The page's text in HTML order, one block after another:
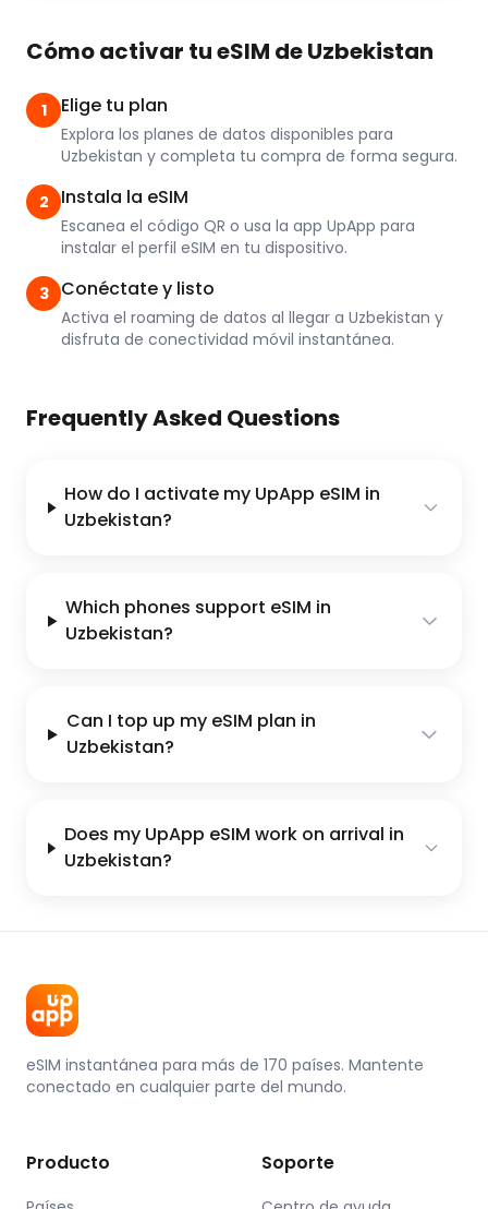
Cómo activar tu eSIM de Uzbekistan
1 Elige tu plan
Explora los planes de datos disponibles para
Uzbekistan y completa tu compra de forma segura.
2 Instala la eSIM
Escanea el código QR o usa la app UpApp para
instalar el perfil eSIM en tu dispositivo.
3 Conéctate y listo
Activa el roaming de datos al llegar a Uzbekistan y
disfruta de conectividad móvil instantánea.
Frequently Asked Questions
How do I activate my UpApp eSIM in
Uzbekistan?
Which phones support eSIM in
Uzbekistan?
Can I top up my eSIM plan in
Uzbekistan?
Does my UpApp eSIM work on arrival in
Uzbekistan?
eSIM instantánea para más de 170 países. Mantente
conectado en cualquier parte del mundo.
Producto Soporte